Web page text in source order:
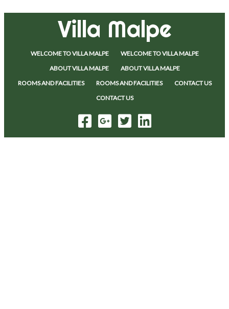
Villa Malpe
WELCOME TO VILLA MALPE
WELCOME TO VILLA MALPE
ABOUT VILLA MALPE
ABOUT VILLA MALPE
ROOMS AND FACILITIES
ROOMS AND FACILITIES
CONTACT US
CONTACT US